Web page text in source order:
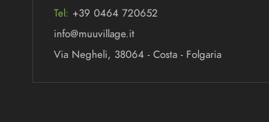
Tel: +39 0464 720652
info@muuvillage.it
Via Negheli, 38064 - Costa - Folgaria